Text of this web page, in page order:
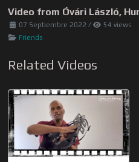
Video from Óvári László,
07 Septiembre 2022 /
54 views
Friends
Related Videos